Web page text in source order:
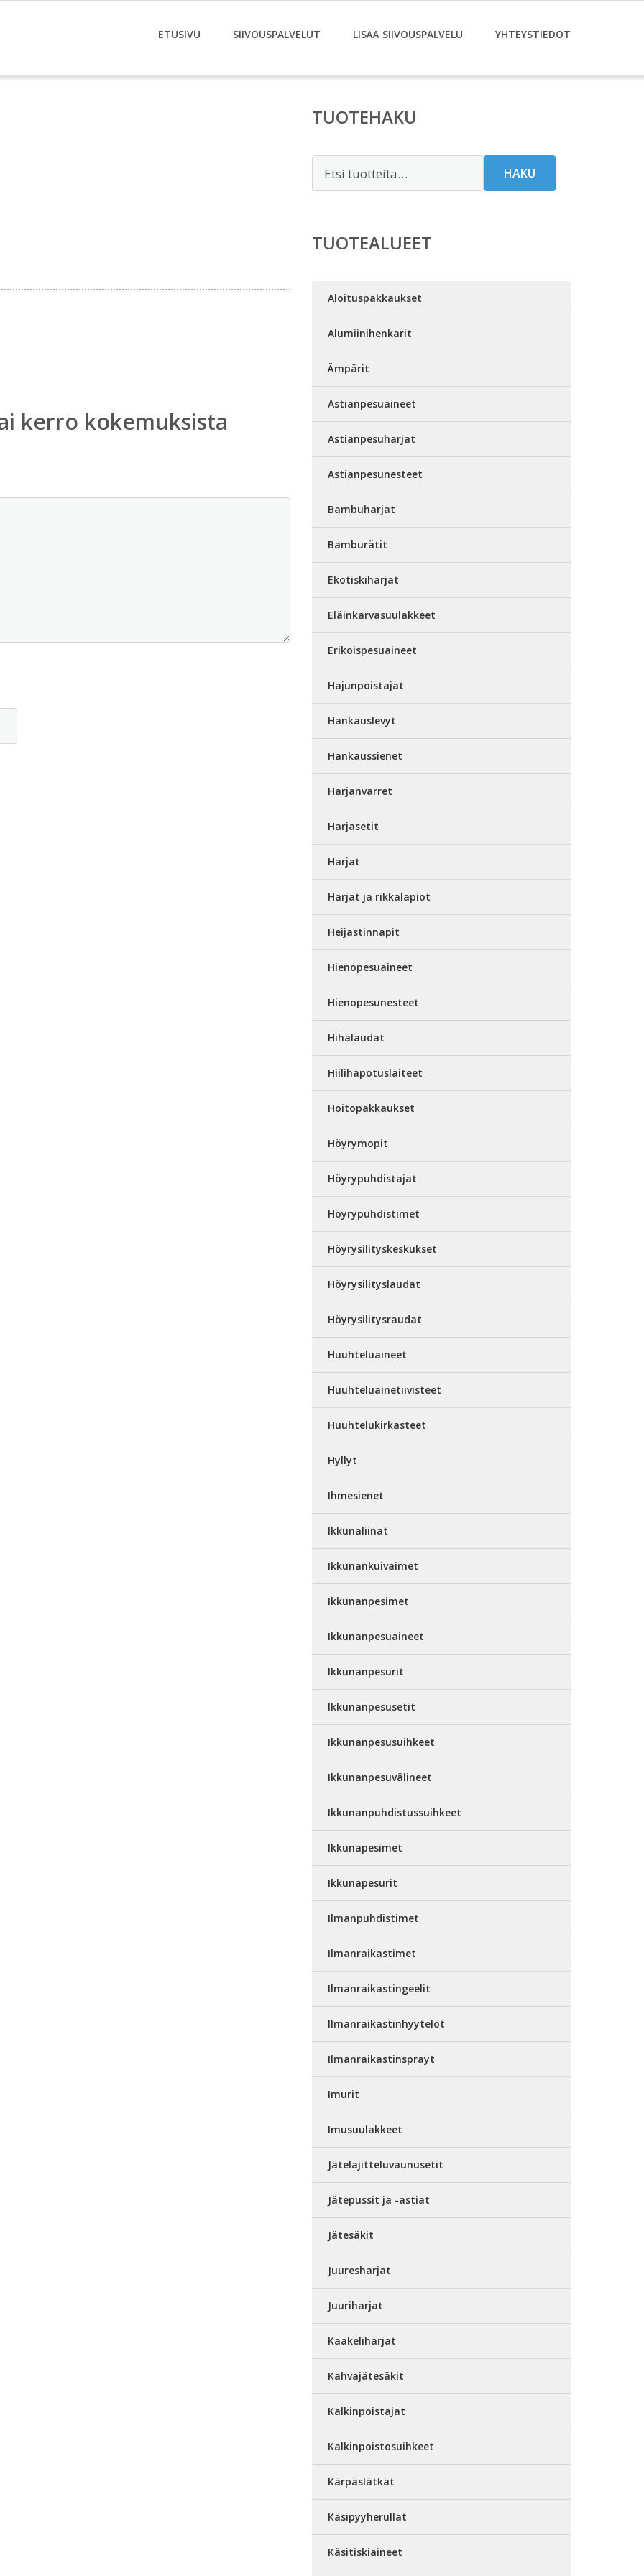
ETUSIVU SIIVOUSPALVELUT LISÄÄ SIIVOUSPALVELU YHTEYSTIEDOT
kerro kokemuksista
TUOTEHAKU
HAKU
TUOTEALUEET
Aloituspakkaukset
Alumiinihenkarit
Ämpärit
Astianpesuaineet
Astianpesuharjat
Astianpesunesteet
Bambuharjat
Bamburätit
Ekotiskiharjat
Eläinkarvasuulakkeet
Erikoispesuaineet
Hajunpoistajat
Hankauslevyt
Hankaussienet
Harjanvarret
Harjasetit
Harjat
Harjat ja rikkalapiot
Heijastinnapit
Hienopesuaineet
Hienopesunesteet
Hihalaudat
Hiilihapotuslaiteet
Hoitopakkaukset
Höyrymopit
Höyrypuhdistajat
Höyrypuhdistimet
Höyrysilityskeskukset
Höyrysilityslaudat
Höyrysilitysraudat
Huuhteluaineet
Huuhteluainetiivisteet
Huuhtelukirkasteet
Hyllyt
Ihmesienet
Ikkunaliinat
Ikkunankuivaimet
Ikkunanpesimet
Ikkunanpesuaineet
Ikkunanpesurit
Ikkunanpesusetit
Ikkunanpesusuihkeet
Ikkunanpesuvälineet
Ikkunanpuhdistussuihkeet
Ikkunapesimet
Ikkunapesurit
Ilmanpuhdistimet
Ilmanraikastimet
Ilmanraikastingeelit
Ilmanraikastinhyytelöt
Ilmanraikastinsprayt
Imurit
Imusuulakkeet
Jätelajitteluvaunusetit
Jätepussit ja -astiat
Jätesäkit
Juuresharjat
Juuriharjat
Kaakeliharjat
Kahvajätesäkit
Kalkinpoistajat
Kalkinpoistosuihkeet
Kärpäslätkät
Käsipyyherullat
Käsitiskiaineet